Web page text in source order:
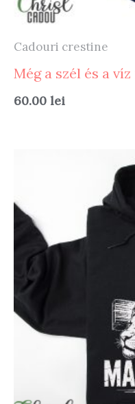
Cadouri crestine
Még a szél és a
60.00 lei